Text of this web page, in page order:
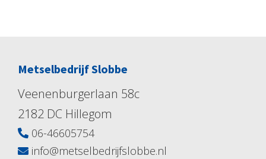
Metselbedrijf Slobbe
Veenenburgerlaan 58c
2182 DC Hillegom
06-46605754
info@metselbedrijfslobbe.nl